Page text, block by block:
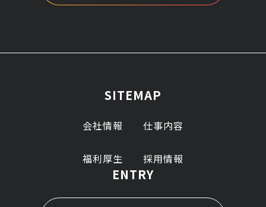
SITEMAP
会社情報
仕事内容
福利厚生
福利厚生
採用情報
採用情報
ENTRY